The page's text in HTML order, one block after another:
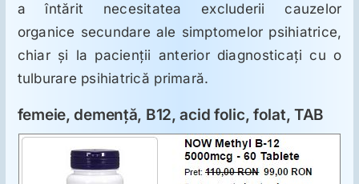
Antipsihiatrie
Psihoterapie
Antropologie
a întărit necesitatea excluderii cauzelor
organice secundare ale simptomelor psihiatrice,
chiar şi la pacienţii anterior diagnosticaţi cu o
tulburare psihiatrică primară.
femeie, demenţă, B12, acid folic, folat, TAB